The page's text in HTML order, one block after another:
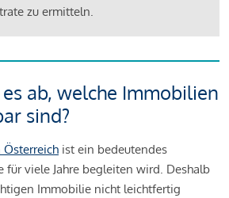
zu ermitteln.
ab, welche Immobilien
sind?
ist ein bedeutendes
für viele Jahre begleiten wird. Deshalb
Immobilie nicht leichtfertig